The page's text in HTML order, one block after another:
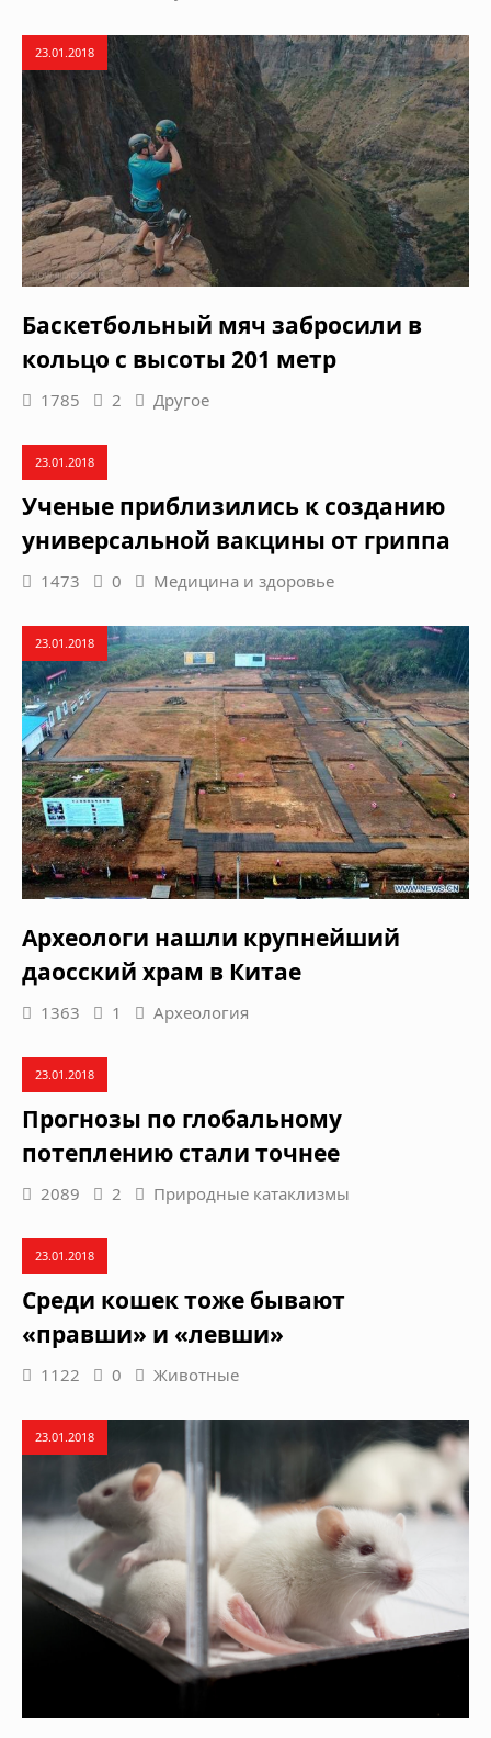
23.01.2018
Баскетбольный мяч забросили в
кольцо с высоты 201 метр
1785 2 Другое
23.01.2018
Ученые приблизились к созданию
универсальной вакцины от гриппа
1473 0 Медицина и здоровье
23.01.2018
Археологи нашли крупнейший
даосский храм в Китае
1363 1 Археология
23.01.2018
Прогнозы по глобальному
потеплению стали точнее
2089 2 Природные катаклизмы
23.01.2018
Среди кошек тоже бывают
«правши» и «левши»
1122 0 Животные
23.01.2018